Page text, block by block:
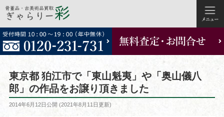
コ
ン
テ
東京都 狛江市で「東山魁夷」や「奥山儀八
郎」の作品をお譲り頂きました
投
2014年6月12日公開 (2021年8月11日更新)